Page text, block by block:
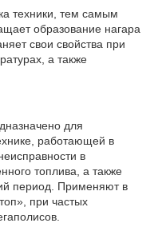
техники, тем самым
образование нагара
свои свойства при
а также
для
работающей в
в
топлива, а также
период. Применяют в
при частых